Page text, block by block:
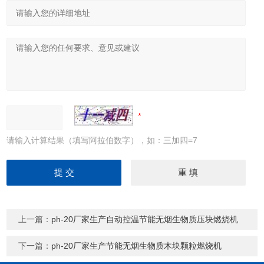
请输入计算结果（填写阿拉伯数字），如：三加四=7
上一篇： ph-20厂家生产自动控温节能无烟生物质压块燃烧机
下一篇： ph-20厂家生产节能无烟生物质木块颗粒燃烧机